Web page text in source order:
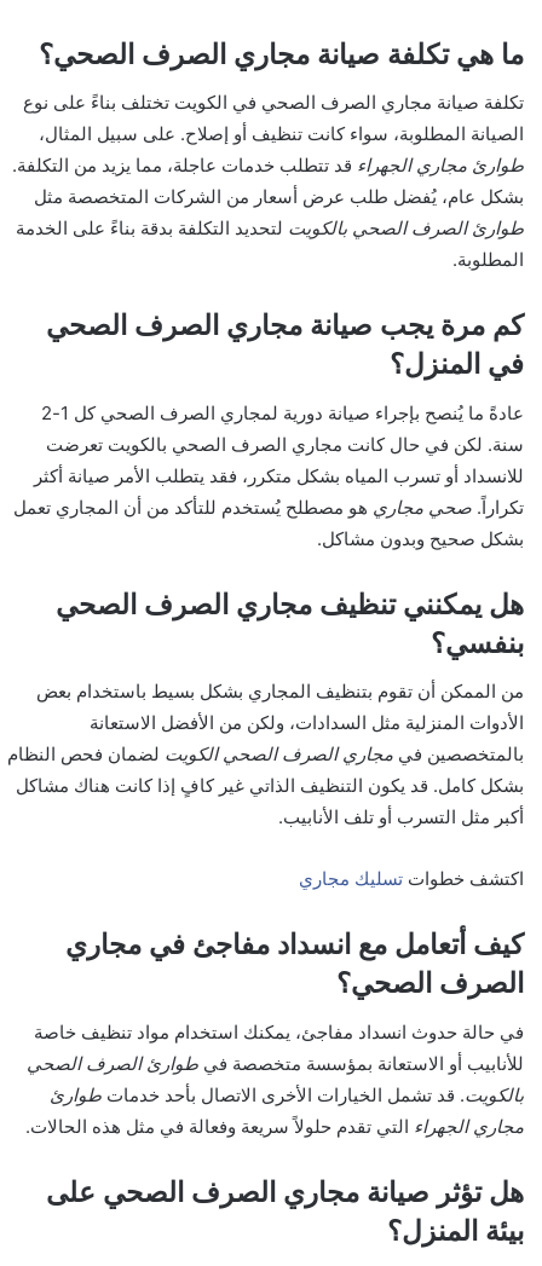
ما هي تكلفة صيانة مجاري الصرف الصحي؟
تكلفة صيانة مجاري الصرف الصحي في الكويت تختلف بناءً على نوع
الصيانة المطلوبة، سواء كانت تنظيف أو إصلاح. على سبيل المثال،
طوارئ مجاري الجهراء قد تتطلب خدمات عاجلة، مما يزيد من التكلفة.
بشكل عام، يُفضل طلب عرض أسعار من الشركات المتخصصة مثل
طوارئ الصرف الصحي بالكويت لتحديد التكلفة بدقة بناءً على الخدمة
المطلوبة.
كم مرة يجب صيانة مجاري الصرف الصحي
في المنزل؟
عادةً ما يُنصح بإجراء صيانة دورية لمجاري الصرف الصحي كل 1-2
سنة. لكن في حال كانت مجاري الصرف الصحي بالكويت تعرضت
للانسداد أو تسرب المياه بشكل متكرر، فقد يتطلب الأمر صيانة أكثر
تكراراً. صحي مجاري هو مصطلح يُستخدم للتأكد من أن المجاري تعمل
بشكل صحيح وبدون مشاكل.
هل يمكنني تنظيف مجاري الصرف الصحي
بنفسي؟
من الممكن أن تقوم بتنظيف المجاري بشكل بسيط باستخدام بعض
الأدوات المنزلية مثل السدادات، ولكن من الأفضل الاستعانة
بالمتخصصين في مجاري الصرف الصحي الكويت لضمان فحص النظام
بشكل كامل. قد يكون التنظيف الذاتي غير كافٍ إذا كانت هناك مشاكل
أكبر مثل التسرب أو تلف الأنابيب.
اكتشف خطوات تسليك مجاري
كيف أتعامل مع انسداد مفاجئ في مجاري
الصرف الصحي؟
في حالة حدوث انسداد مفاجئ، يمكنك استخدام مواد تنظيف خاصة
للأنابيب أو الاستعانة بمؤسسة متخصصة في طوارئ الصرف الصحي
بالكويت. قد تشمل الخيارات الأخرى الاتصال بأحد خدمات طوارئ
مجاري الجهراء التي تقدم حلولاً سريعة وفعالة في مثل هذه الحالات.
هل تؤثر صيانة مجاري الصرف الصحي على
بيئة المنزل؟